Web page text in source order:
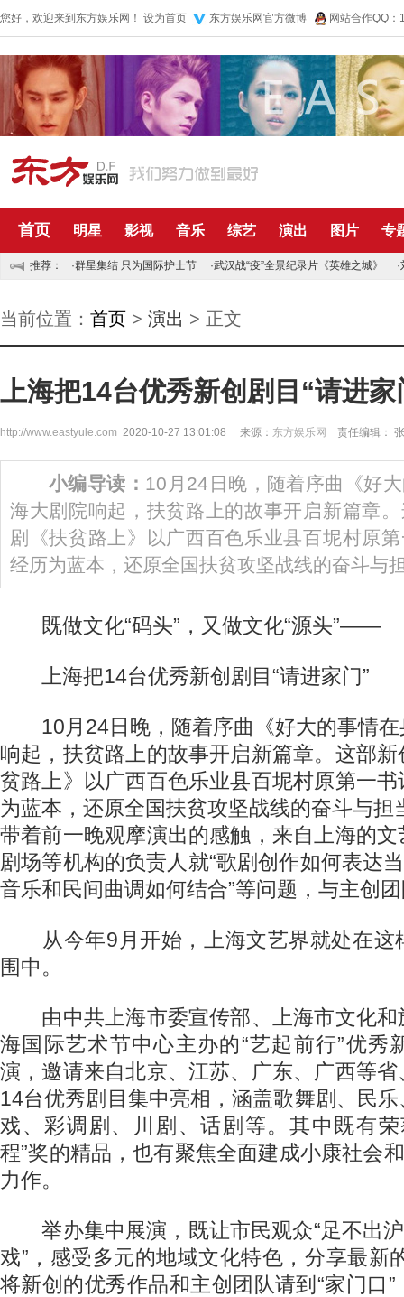
您好，欢迎来到东方娱乐网！ 设为首页 东方娱乐网官方微博 网站合作QQ
首页 明星 影视 音乐 综艺 演出 图片 专
推荐： ·群星集结 只为国际护士节 ·武汉战“疫”全景纪录片《英雄之城》 ·
当前位置： 首页 > 演出 > 正文
上海把14台优秀新创剧目“请进家
http://www.eastyule.com 2020-10-27 13:01:08 来源： 东方娱乐网 责任编辑：
小编导读： 10月24日晚，随着序曲《好
海大剧院响起，扶贫路上的故事开启新篇章
剧《扶贫路上》以广西百色乐业县百坭村原
经历为蓝本，还原全国扶贫攻坚战线的奋斗与
既做文化“码头”，又做文化“源头”——
上海把14台优秀新创剧目“请进家门”
10月24日晚，随着序曲《好大的事情在
响起，扶贫路上的故事开启新篇章。这部
贫路上》以广西百色乐业县百坭村原第一
为蓝本，还原全国扶贫攻坚战线的奋斗与担
带着前一晚观摩演出的感触，来自上海的
剧场等机构的负责人就“歌剧创作如何表达
音乐和民间曲调如何结合”等问题，与主创
从今年9月开始，上海文艺界就处在这
围中。
由中共上海市委宣传部、上海市文化和
海国际艺术节中心主办的“艺起前行”优秀
演，邀请来自北京、江苏、广东、广西等
14台优秀剧目集中亮相，涵盖歌舞剧、民
戏、彩调剧、川剧、话剧等。其中既有
程”奖的精品，也有聚焦全面建成小康社会
力作。
举办集中展演，既让市民观众“足不出沪
戏”，感受多元的地域文化特色，分享最新
将新创的优秀作品和主创团队请到“家门口